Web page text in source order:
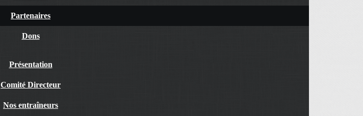
Partenaires
Dons
Présentation
Comité Directeur
Nos entraîneurs